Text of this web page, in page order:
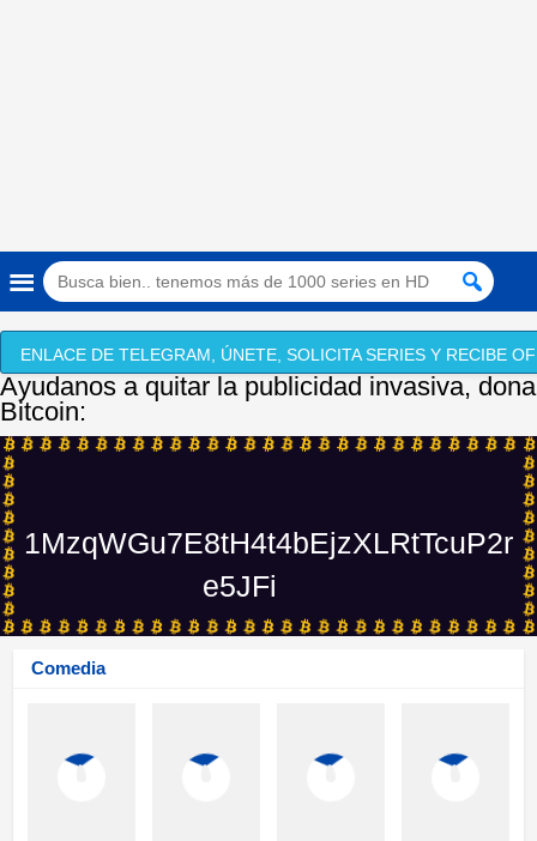
ENLACE DE TELEGRAM, ÚNETE, SOLICITA SERIES Y RECIBE
Ayudanos a quitar la publicidad invasiva, dona
Bitcoin:
1MzqWGu7E8tH4t4bEjzXLRtTcuP2r
e5JFi
Comedia